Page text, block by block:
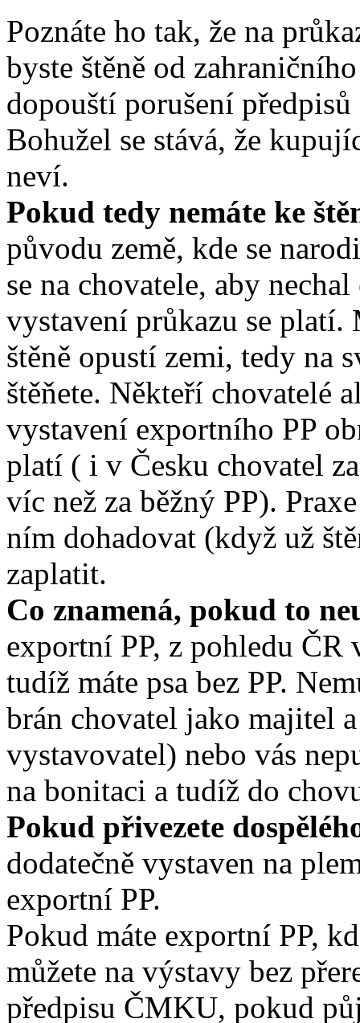
Poznáte ho tak, že na
byste štěně od
dopouští porušení
Bohužel se stává, že
neví.
Pokud tedy nemáte ke
původu země, kde se
se na chovatele, aby
vystavení průkazu se platí.
štěně opustí zemi, tedy na
štěňete. Někteří chovatelé
vystavení exportního PP
platí ( i v Česku chovatel
víc než za běžný PP).
ním dohadovat (když už
zaplatit.
Co znamená, pokud to
exportní PP, z pohledu ČR
tudíž máte psa bez PP.
brán chovatel jako majitel
vystavovatel) nebo vás
na bonitaci a tudíž do
Pokud přivezete
dodatečně vystaven na
exportní PP.
Pokud máte exportní PP,
můžete na výstavy bez
předpisu ČMKU, pokud